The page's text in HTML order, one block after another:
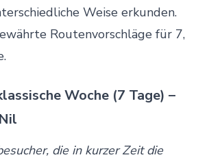
Weise erkunden.
Routenvorschläge für 7,
Woche (7 Tage) –
die in kurzer Zeit die